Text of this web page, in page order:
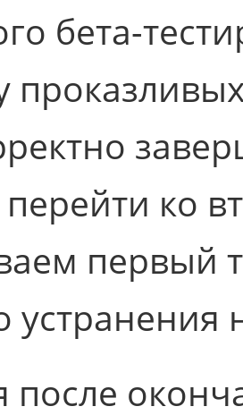
бета-
ко
первый
устранения
после